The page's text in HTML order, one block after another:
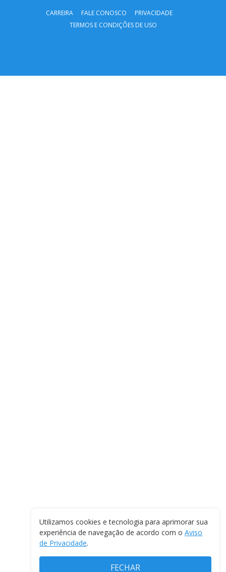
CARREIRA FALE CONOSCO
PRIVACIDADE
TERMOS E CONDIÇÕES DE USO
Utilizamos cookies e tecnologia para aprimorar sua
experiência de navegação de acordo com o Aviso
de Privacidade.
FECHAR